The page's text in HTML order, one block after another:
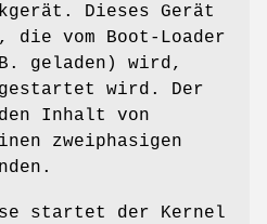
Dieses Gerät
die vom Boot-Loader
wird,
wird. Der
Inhalt von
zweiphasigen
startet der Kernel